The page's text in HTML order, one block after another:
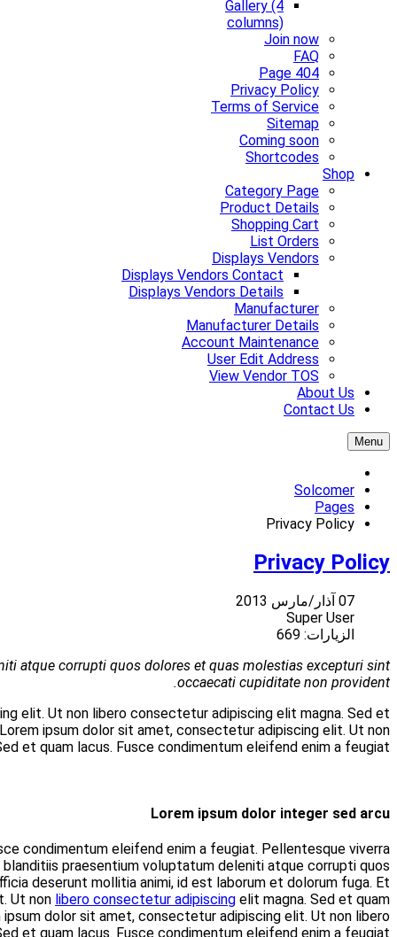
At vero eos et accusamus et iusto odio dignissimos
Et harum quidem rerum facilis est et expedita distinctio
quam lacus. Fusce condimentum eleifend enim a
Lorem ipsum dolor sit amet, consectetur adipiscing
vehicula sem ut volutpat. Integer sed arcu. At vero eos et
dolores et quas molestias excepturi sint occaecati
harum quidem rerum facilis est et expedita distinctio lorem
lacus. Fusce condimentum eleifend enim a feugiat.